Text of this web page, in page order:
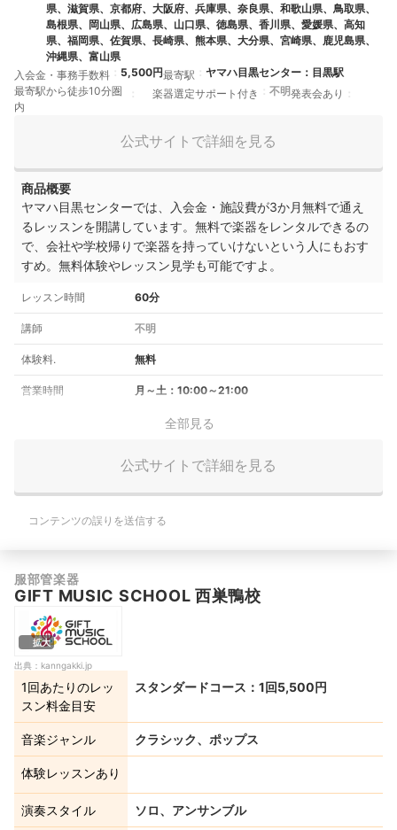
県、滋賀県、京都府、大阪府、兵庫県、奈良県、和歌山県、鳥取県、
島根県、岡山県、広島県、山口県、徳島県、香川県、愛媛県、高知
県、福岡県、佐賀県、長崎県、熊本県、大分県、宮崎県、鹿児島県、
沖縄県、富山県
入会金・事務手数料
5,500円最寄駅
ヤマハ目黒センター：目黒駅
最寄駅から徒歩10分圏
内
楽器選定サポート付き 不明発表会あり
公式サイトで詳細を見る
商品概要
ヤマハ目黒センターでは、入会金・施設費が3か月無料で通え
るレッスンを開講しています。無料で楽器をレンタルできるの
で、会社や学校帰りで楽器を持っていけないという人にもおす
すめ。無料体験やレッスン見学も可能ですよ。
レッスン時間 60分
講師 不明
体験料. 無料
営業時間 月～土：10:00～21:00
全部見る
公式サイトで詳細を見る
コンテンツの誤りを送信する
服部管楽器
GIFT MUSIC SCHOOL 西巣鴨校
拡大
出典： kanngakki.jp
1回あたりのレッ
スン料金目安
スタンダードコース：1回5,500円
音楽ジャンル クラシック、ポップス
体験レッスンあり
演奏スタイル ソロ、アンサンブル